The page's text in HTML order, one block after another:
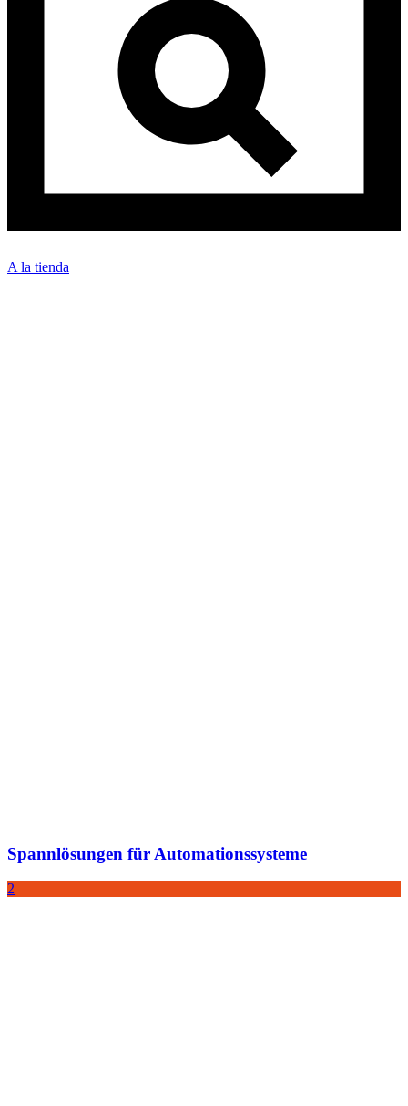
A la tienda
Spannlösungen für Automationssysteme
2